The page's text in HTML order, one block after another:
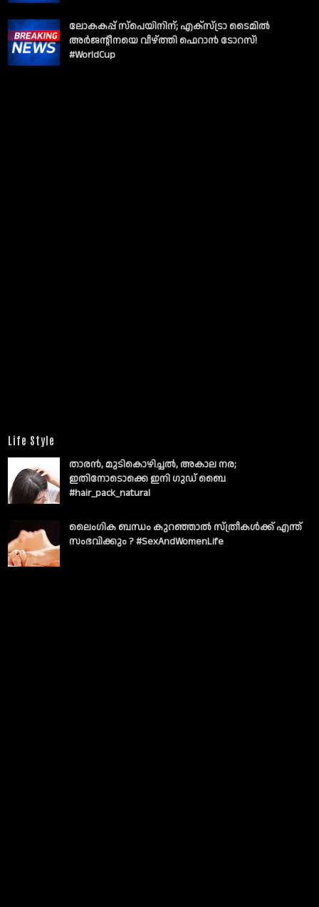
ലോകകപ്പ് സ്പെയിനിന്; എക്സ്ട്രാ ടൈമിൽ
അർജന്റീനയെ വീഴ്ത്തി ഫെറാൻ ടോറസ്!
#WorldCup
Life Style
താരൻ, മുടികൊഴിച്ചൽ, അകാല നര;
ഇതിനോടൊക്കെ ഇനി ഗുഡ് ബൈ
#hair_pack_natural
ലൈംഗിക ബന്ധം കുറഞ്ഞാല്‍ സ്ത്രീകള്‍ക്ക് എന്ത്
സംഭവിക്കും ? #SexAndWomenLife